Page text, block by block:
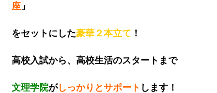
座 」
をセットにした豪華２本立て ！
高校入試から、高校生活のスタートまで
文理学院がしっかりとサポート します！